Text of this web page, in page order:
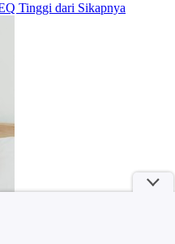
Tinggi dari Sikapnya